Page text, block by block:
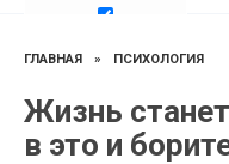
Search in content
ГЛАВНАЯ » ПСИХОЛОГИЯ
Жизнь
в это и